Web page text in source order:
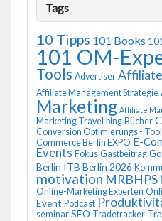
Tags
10 Tipps 101 Books
101 OM-
Tools Advertiser Affiliate
Affiliate Management Strategie
Marketing Affiliate
Marketing Travel bing Bücher
Conversion Optimierungs -
Commerce Berlin EXPO E-
Events Fokus Gastbeitrag
Berlin ITB Berlin 2026
motivation MRBHPS
Online-Marketing Experten
Event Podcast
seminar SEO Tradetracker